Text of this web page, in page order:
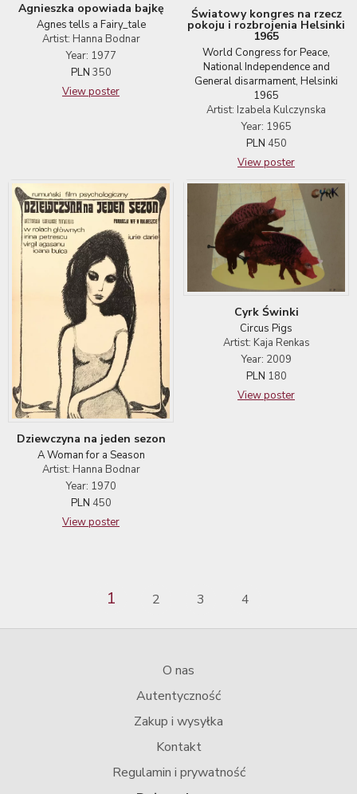
Agnieszka opowiada bajkę
Agnes tells a Fairy_tale
Artist: Hanna Bodnar
Year: 1977
PLN 350
View poster
Światowy kongres na rzecz
pokoju i rozbrojenia Helsinki
1965
World Congress for Peace,
National Independence and
General disarmament, Helsinki
1965
Artist: Izabela Kulczynska
Year: 1965
PLN 450
View poster
Dziewczyna na jeden sezon
A Woman for a Season
Artist: Hanna Bodnar
Year: 1970
PLN 450
View poster
Cyrk Świnki
Circus Pigs
Artist: Kaja Renkas
Year: 2009
PLN 180
View poster
1 2 3 4
O nas
Autentyczność
Zakup i wysyłka
Kontakt
Regulamin i prywatność